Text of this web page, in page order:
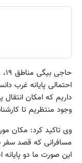
داریم که امکان انتقال
وجود منتظریم تا
وی تاکید کرد: مکان
مسافرانی که قصد
این صورت ما دو